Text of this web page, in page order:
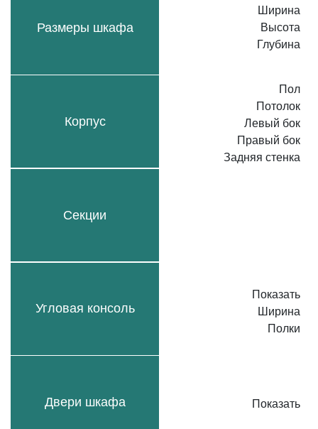
Размеры шкафа
Корпус
Секции
Угловая консоль
Двери шкафа
Ширина
Высота
Глубина
Пол
Потолок
Левый бок
Правый бок
Задняя стенка
Показать
Ширина
Полки
Показать